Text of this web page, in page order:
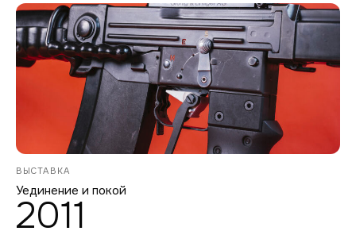
ВЫСТАВКА
Уединение и покой
2011